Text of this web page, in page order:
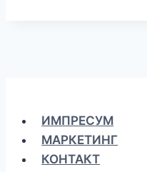
ИМПРЕСУМ
МАРКЕТИНГ
КОНТАКТ